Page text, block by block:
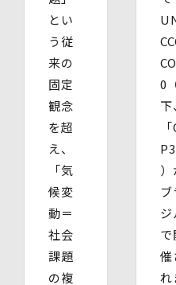
7丁目ビル 4階
・連絡先：
【個人情報を与えることの
かった場合に生じる結果】
個⼈情報を取得する項⽬は
ただくものです。
ただし、必要な項⽬をいた
の諸⼿続⼜は処理に⽀障が
とい
う従
来の
固定
観念
を超
え、
「気
候変
動＝
社会
課題
の複
0
下、
）
ブ
ジ
で
催
れ